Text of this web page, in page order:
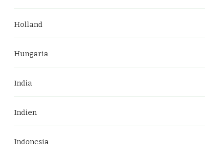
Holland
Hungaria
India
Indien
Indonesia